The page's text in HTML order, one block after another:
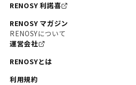
RENOSY 利諾喜
RENOSY マガジン
RENOSYについて
運営会社
RENOSYとは
利用規約